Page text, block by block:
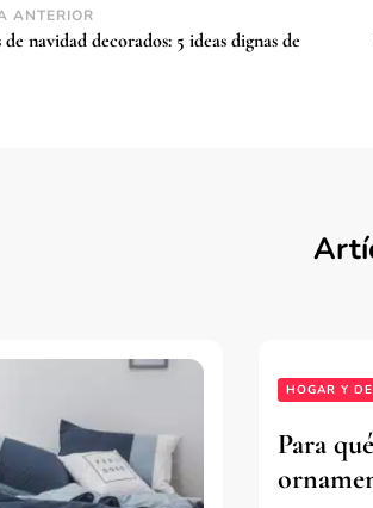
ANTERIOR
navidad decorados: 5 ideas dignas de
HOGAR Y
Para